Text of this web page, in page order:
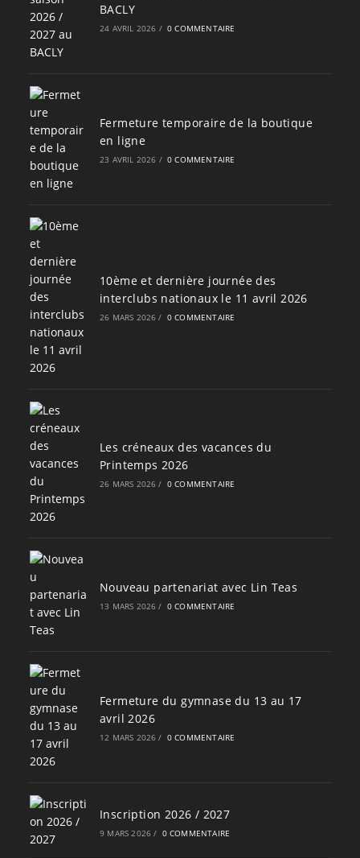
BACLY
24 AVRIL 2026 / 0 COMMENTAIRE
Fermeture temporaire de la boutique
en ligne
23 AVRIL 2026 / 0 COMMENTAIRE
10ème et dernière journée des
interclubs nationaux le 11 avril 2026
26 MARS 2026 / 0 COMMENTAIRE
Les créneaux des vacances du
Printemps 2026
26 MARS 2026 / 0 COMMENTAIRE
Nouveau partenariat avec Lin Teas
13 MARS 2026 / 0 COMMENTAIRE
Fermeture du gymnase du 13 au 17
avril 2026
12 MARS 2026 / 0 COMMENTAIRE
Inscription 2026 / 2027
9 MARS 2026 / 0 COMMENTAIRE